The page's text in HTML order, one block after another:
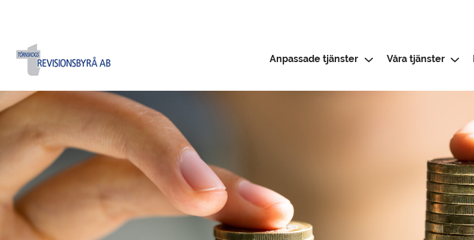
Anpassade tjänster Våra tjänster